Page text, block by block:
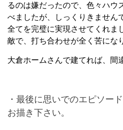
るのは嫌だったので、色々ハウ
べましたが、しっくりきません
全てを完璧に実現させてくれま
敵で、打ち合わせが全く苦にな
大倉ホームさんで建てれば、間
・最後に思いでのエピソー
お描き下さい。